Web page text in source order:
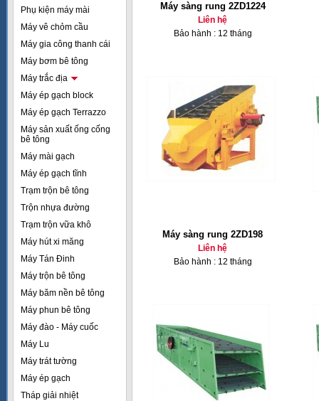
Phụ kiện máy mài
Máy vê chỏm cầu
Máy gia công thanh cái
Máy bơm bê tông
Máy trắc địa
Máy ép gạch block
Máy ép gạch Terrazzo
Máy sản xuất ống cống
bê tông
Máy mài gạch
Máy ép gạch tĩnh
Trạm trộn bê tông
Trộn nhựa đường
Trạm trộn vữa khô
Máy hút xi măng
Máy Tán Đinh
Máy trộn bê tông
Máy băm nền bê tông
Máy phun bê tông
Máy đào - Máy cuốc
Máy Lu
Máy trát tường
Máy ép gạch
Tháp giải nhiệt
Máy sàng rung 2ZD1224
Liên hệ
Bảo hành : 12 tháng
Máy sàng rung 2ZD198
Liên hệ
Bảo hành : 12 tháng